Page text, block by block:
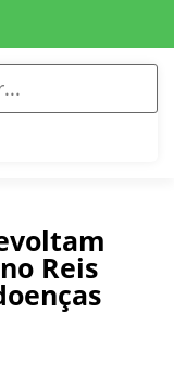
Reis